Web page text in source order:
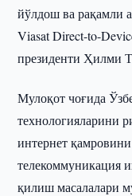
йўлдош ва рақамли
Viasat Direct-to-
президенти Ҳилми
Мулоқот чоғида
технологияларини
интернет
телекоммуникация
қилиш масалалари